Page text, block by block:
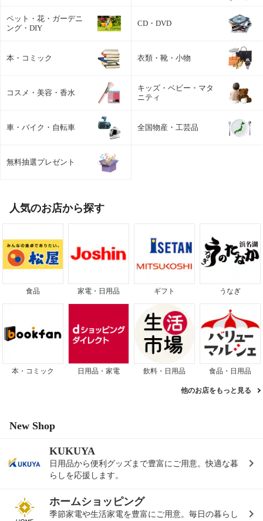
ペット・花・ガーデニ
ング・DIY
CD・DVD
本・コミック 衣類・靴・小物
コスメ・美容・香水
キッズ・ベビー・マタ
ニティ
車・バイク・自転車 全国物産・工芸品
無料抽選プレゼント
人気のお店から探す
食品 家電・日用品 ギフト うなぎ
本・コミック 日用品・家電 飲料・日用品 食品・日用品
他のお店をもっと見る
New Shop
KUKUYA
日用品から便利グッズまで豊富にご用意。快適な暮
らしを応援します。
ホームショッピング
季節家電や生活家電を豊富にご用意。毎日の暮らし